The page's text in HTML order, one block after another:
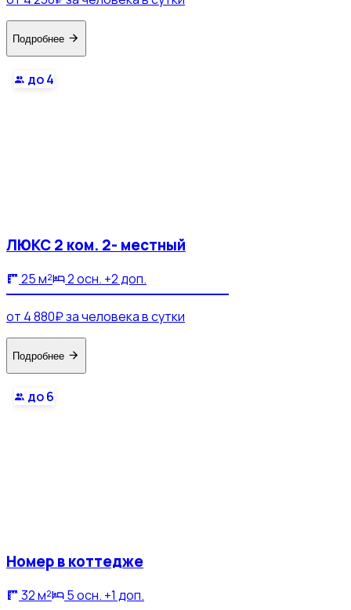
Подробнее
до 4
ЛЮКС 2 ком. 2- местный
25 м² 2 осн. +2 доп.
от 4 880₽ за человека в сутки
Подробнее
до 6
Номер в коттедже
32 м² 5 осн. +1 доп.